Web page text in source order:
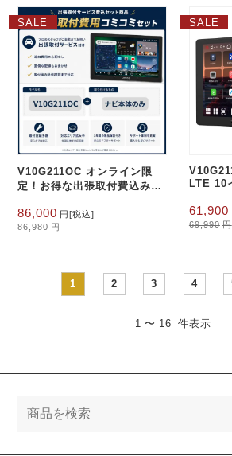
フルタッチ 2Din Android
14.0
125,280
円
で
し
た。
は
125,000
円
で
す。
85,990
円
た。
は
73,800
す。
SALE
V10G211OC オンライン限
定！お得な出張取付費込み
フルタッチ 2Din Android
14.0
86,980 円
元
の
86,000 円
現
在
[税込]
SALE
V10G211OC
LTE 10
69,990 円
元
の
69,990
円
で
た。
61,900
現
在
は
61,900
円
す。
1 2 3 4
1 〜 16 件表示